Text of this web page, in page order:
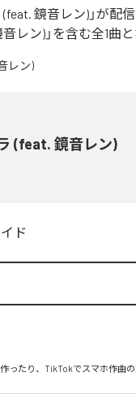
(feat. 鏡音レン)」が
レン)」を含む全1曲
(feat. 鏡音レン)
ド
ったり、TikTokでスマホ作曲の